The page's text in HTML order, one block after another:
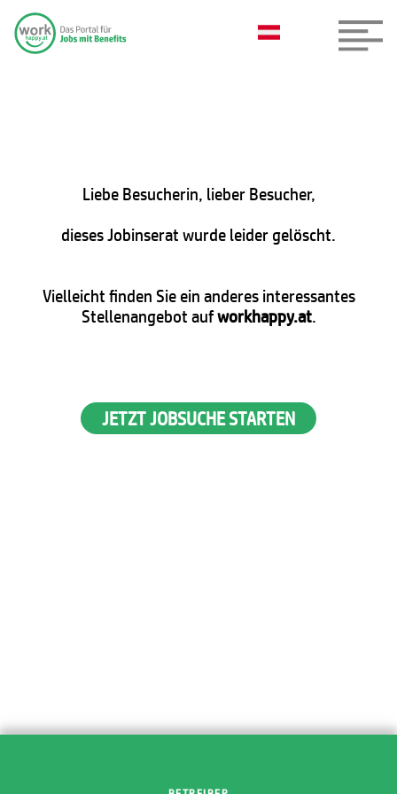
Liebe Besucherin, lieber Besucher,
dieses Jobinserat wurde leider gelöscht.
Vielleicht finden Sie ein anderes interessantes
Stellenangebot aufworkhappy.at.
JETZT JOBSUCHE STARTEN